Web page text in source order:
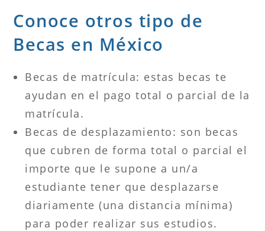
Conoce otros tipo de
Becas en México
Becas de matrícula: estas becas te
ayudan en el pago total o parcial de la
matrícula.
Becas de desplazamiento: son becas
que cubren de forma total o parcial el
importe que le supone a un/a
estudiante tener que desplazarse
diariamente (una distancia mínima)
para poder realizar sus estudios.